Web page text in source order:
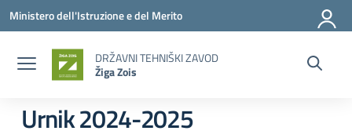
Vai ai contenuti
Vai al menu di navigazione
Vai al footer
Ministero dell'Istruzione e del Merito
DRŽAVNI TEHNIŠKI ZAVOD
Žiga Zois
Urnik 2024-2025